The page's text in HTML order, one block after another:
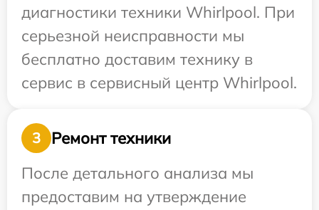
диагностики техники Whirlpool. При
серьезной неисправности мы
бесплатно доставим технику в
сервис в сервисный центр Whirlpool.
3
Ремонт техники
После детального анализа мы
предоставим на утверждение